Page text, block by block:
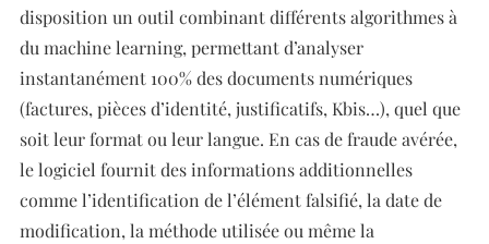
disposition un outil combinant différents algorithmes à
du machine learning, permettant d’analyser
instantanément 100% des documents numériques
(factures, pièces d’identité, justificatifs, Kbis…), quel que
soit leur format ou leur langue. En cas de fraude avérée,
le logiciel fournit des informations additionnelles
comme l’identification de l’élément falsifié, la date de
modification, la méthode utilisée ou même la